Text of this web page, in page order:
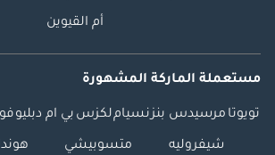
أم القيوين
مستعملة الماركة المشهورة
تويوتا مرسيدس بنزنسياملكزس بي ام دبليو
شيفروليه متسوبيشي